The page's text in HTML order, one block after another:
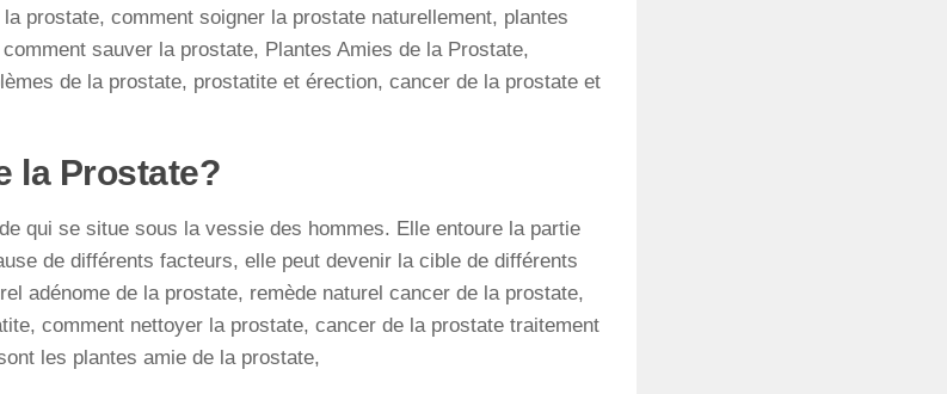
prostate, comment soigner la prostate naturellement, plantes
sauver la prostate, Plantes Amies de la Prostate,
de la prostate, prostatite et érection, cancer de la prostate et
la Prostate?
qui se situe sous la vessie des hommes. Elle entoure la partie
de différents facteurs, elle peut devenir la cible de différents
adénome de la prostate, remède naturel cancer de la prostate,
comment nettoyer la prostate, cancer de la prostate traitement
les plantes amie de la prostate,